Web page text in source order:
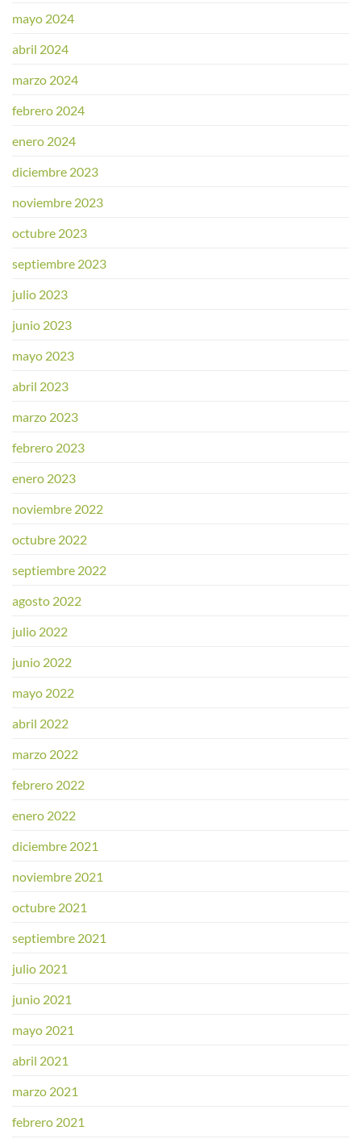
mayo 2024
abril 2024
marzo 2024
febrero 2024
enero 2024
diciembre 2023
noviembre 2023
octubre 2023
septiembre 2023
julio 2023
junio 2023
mayo 2023
abril 2023
marzo 2023
febrero 2023
enero 2023
noviembre 2022
octubre 2022
septiembre 2022
agosto 2022
julio 2022
junio 2022
mayo 2022
abril 2022
marzo 2022
febrero 2022
enero 2022
diciembre 2021
noviembre 2021
octubre 2021
septiembre 2021
julio 2021
junio 2021
mayo 2021
abril 2021
marzo 2021
febrero 2021